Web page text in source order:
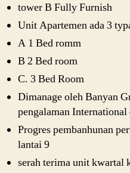
tower B Fully Furnish
Unit Apartemen ada 3
A 1 Bed romm
B 2 Bed room
C. 3 Bed Room
Dimanage oleh Banyan
pengalaman
Progres pembanhunan
lantai 9
serah terima unit kwartal